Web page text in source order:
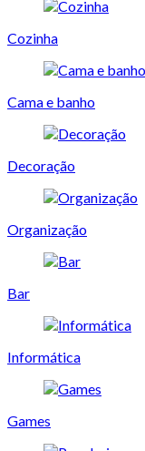
Cozinha
Cama e banho
Decoração
Organização
Bar
Informática
Games